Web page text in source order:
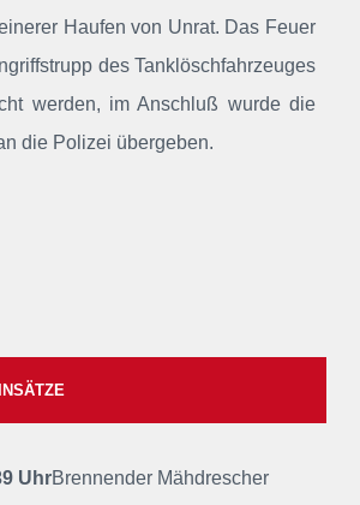
Haufen von Unrat. Das Feuer
des Tanklöschfahrzeuges
werden, im Anschluß wurde die
die Polizei übergeben.
UhrBrennender Mähdrescher